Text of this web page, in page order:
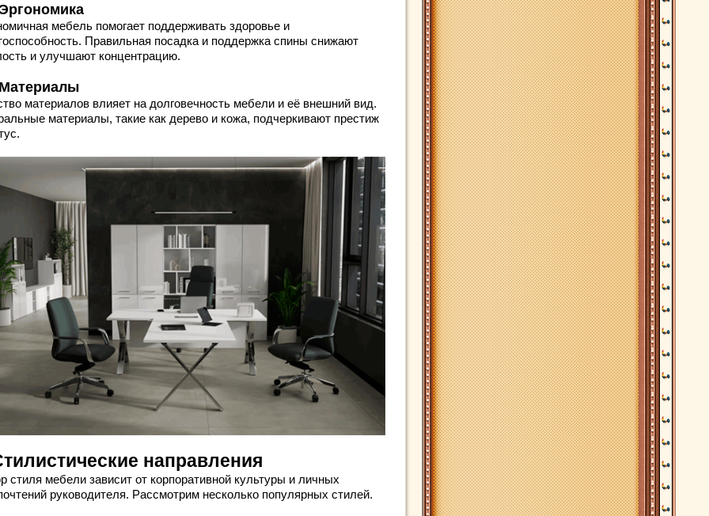
мебель помогает поддерживать здоровье и
Правильная посадка и поддержка спины снижают
и улучшают концентрацию.
материалов влияет на долговечность мебели и её внешний вид.
материалы, такие как дерево и кожа, подчеркивают престиж
направления
стиля мебели зависит от корпоративной культуры и личных
руководителя. Рассмотрим несколько популярных стилей.